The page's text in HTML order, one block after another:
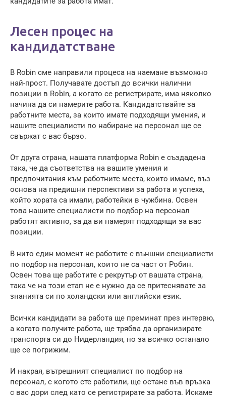
Лесен процес на
кандидатстване
В Robin сме направили процеса на наемане възможно
най-прост. Получавате достъп до всички налични
позиции в Robin, а когато се регистрирате, има няколко
начина да си намерите работа. Кандидатствайте за
работните места, за които имате подходящи умения, и
нашите специалисти по набиране на персонал ще се
свържат с вас бързо.
От друга страна, нашата платформа Robin е създадена
така, че да съответства на вашите умения и
предпочитания към работните места, които имаме, въз
основа на предишни перспективи за работа и успеха,
който хората са имали, работейки в чужбина. Освен
това нашите специалисти по подбор на персонал
работят активно, за да ви намерят подходящи за вас
позиции.
В нито един момент не работите с външни специалисти
по подбор на персонал, които не са част от Робин.
Освен това ще работите с рекрутър от вашата страна,
така че на този етап не е нужно да се притеснявате за
знанията си по холандски или английски език.
Всички кандидати за работа ще преминат през интервю,
а когато получите работа, ще трябва да организирате
транспорта си до Нидерландия, но за всичко останало
ще се погрижим.
И накрая, вътрешният специалист по подбор на
персонал, с когото сте работили, ще остане във връзка
с вас дори след като се регистрирате за работа. Искаме